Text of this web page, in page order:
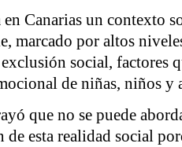
en Canarias un contexto
marcado por altos
social, factores
de niñas, niños y
que no se puede
esta realidad social